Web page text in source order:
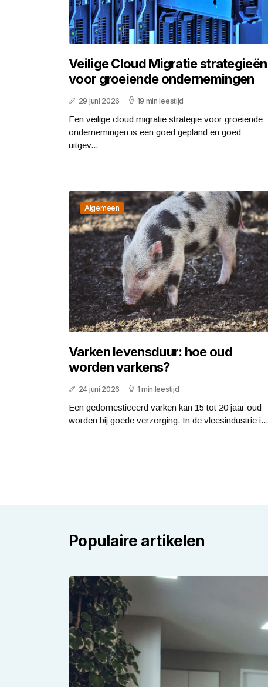
Veilige Cloud Migratie strategieën
voor groeiende ondernemingen
29 juni 2026 19 min leestijd
Een veilige cloud migratie strategie voor groeiende
ondernemingen is een goed gepland en goed
uitgev...
Algemeen
Varken levensduur: hoe oud
worden varkens?
24 juni 2026 1 min leestijd
Een gedomesticeerd varken kan 15 tot 20 jaar oud
worden bij goede verzorging. In de vleesindustrie i...
Populaire artikelen